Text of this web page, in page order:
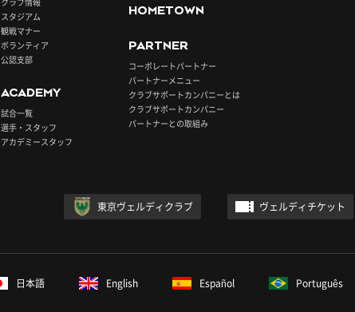
スタジアム
観戦マナー
ボランティア
公認支部
ACADEMY
試合一覧
選手・スタッフ
アカデミースタッフ
HOMETOWN
PARTNER
コーポレートパートナー
パートナーメニュー
クラブサポートカンパニーとは
クラブサポートカンパニー
パートナーとの取組み
東京ヴェルディクラブ ヴェルディチケット
日本語 English Español Português